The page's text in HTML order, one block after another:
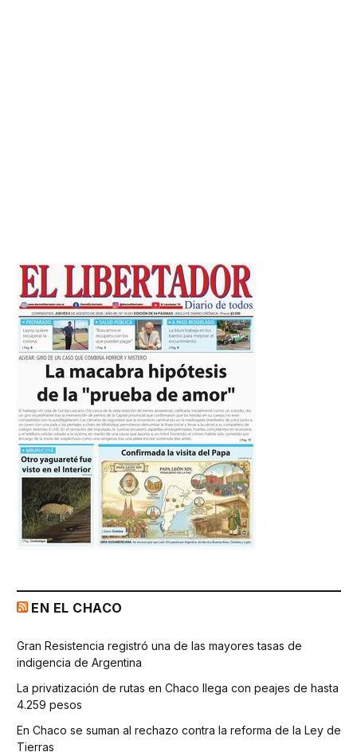
EN EL CHACO
Gran Resistencia registró una de las mayores tasas de
indigencia de Argentina
La privatización de rutas en Chaco llega con peajes de hasta
4.259 pesos
En Chaco se suman al rechazo contra la reforma de la Ley de
Tierras